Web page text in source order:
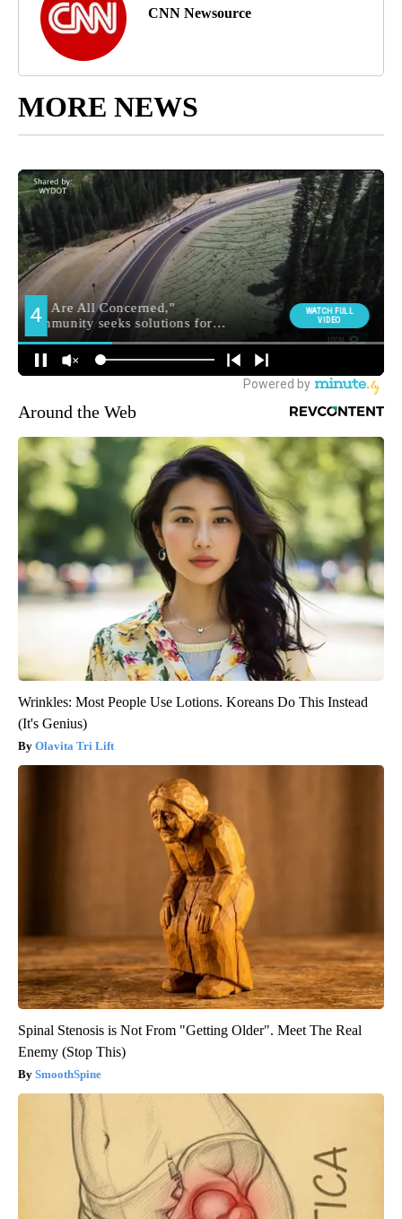
CNN Newsource
MORE NEWS
Around the Web
Wrinkles: Most People Use Lotions. Koreans Do This Instead
(It's Genius)
Olavita Tri Lift
Spinal Stenosis is Not From "Getting Older". Meet The Real
Enemy (Stop This)
SmoothSpine